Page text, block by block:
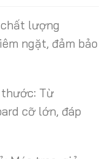
lượng
ngặt, đảm bảo
Từ
cỡ lớn, đáp